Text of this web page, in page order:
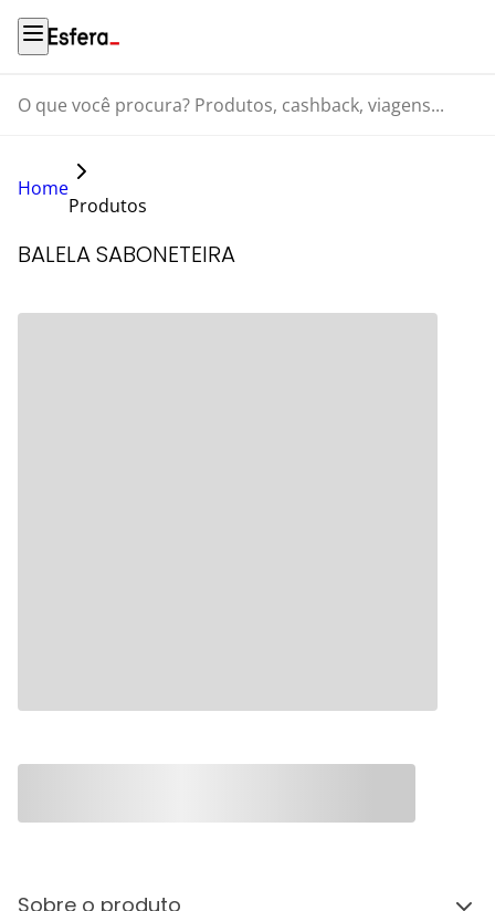
O que você procura? Produtos, cashback, viagens...
Home
Produtos
BALELA SABONETEIRA
Sobre o produto